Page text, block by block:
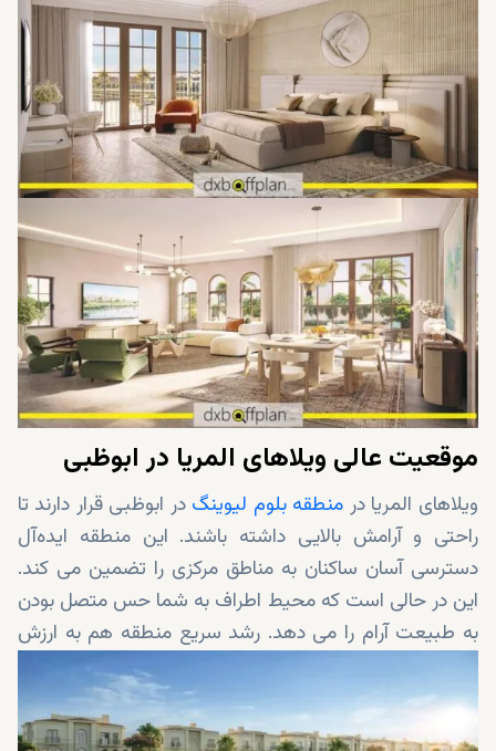
موقعیت عالی ویلاهای المریا در ابوظبی
ویلاهای المریا در منطقه بلوم لیوینگ در ابوظبی قرار دارند تا
راحتی و آرامش بالایی داشته باشند. این منطقه ایده‌آل
دسترسی آسان ساکنان به مناطق مرکزی را تضمین می کند.
این در حالی است که محیط اطراف به شما حس متصل بودن
به طبیعت آرام را می دهد. رشد سریع منطقه هم به ارزش
املاک موجود در بلوم لیوینگ می افزاید.